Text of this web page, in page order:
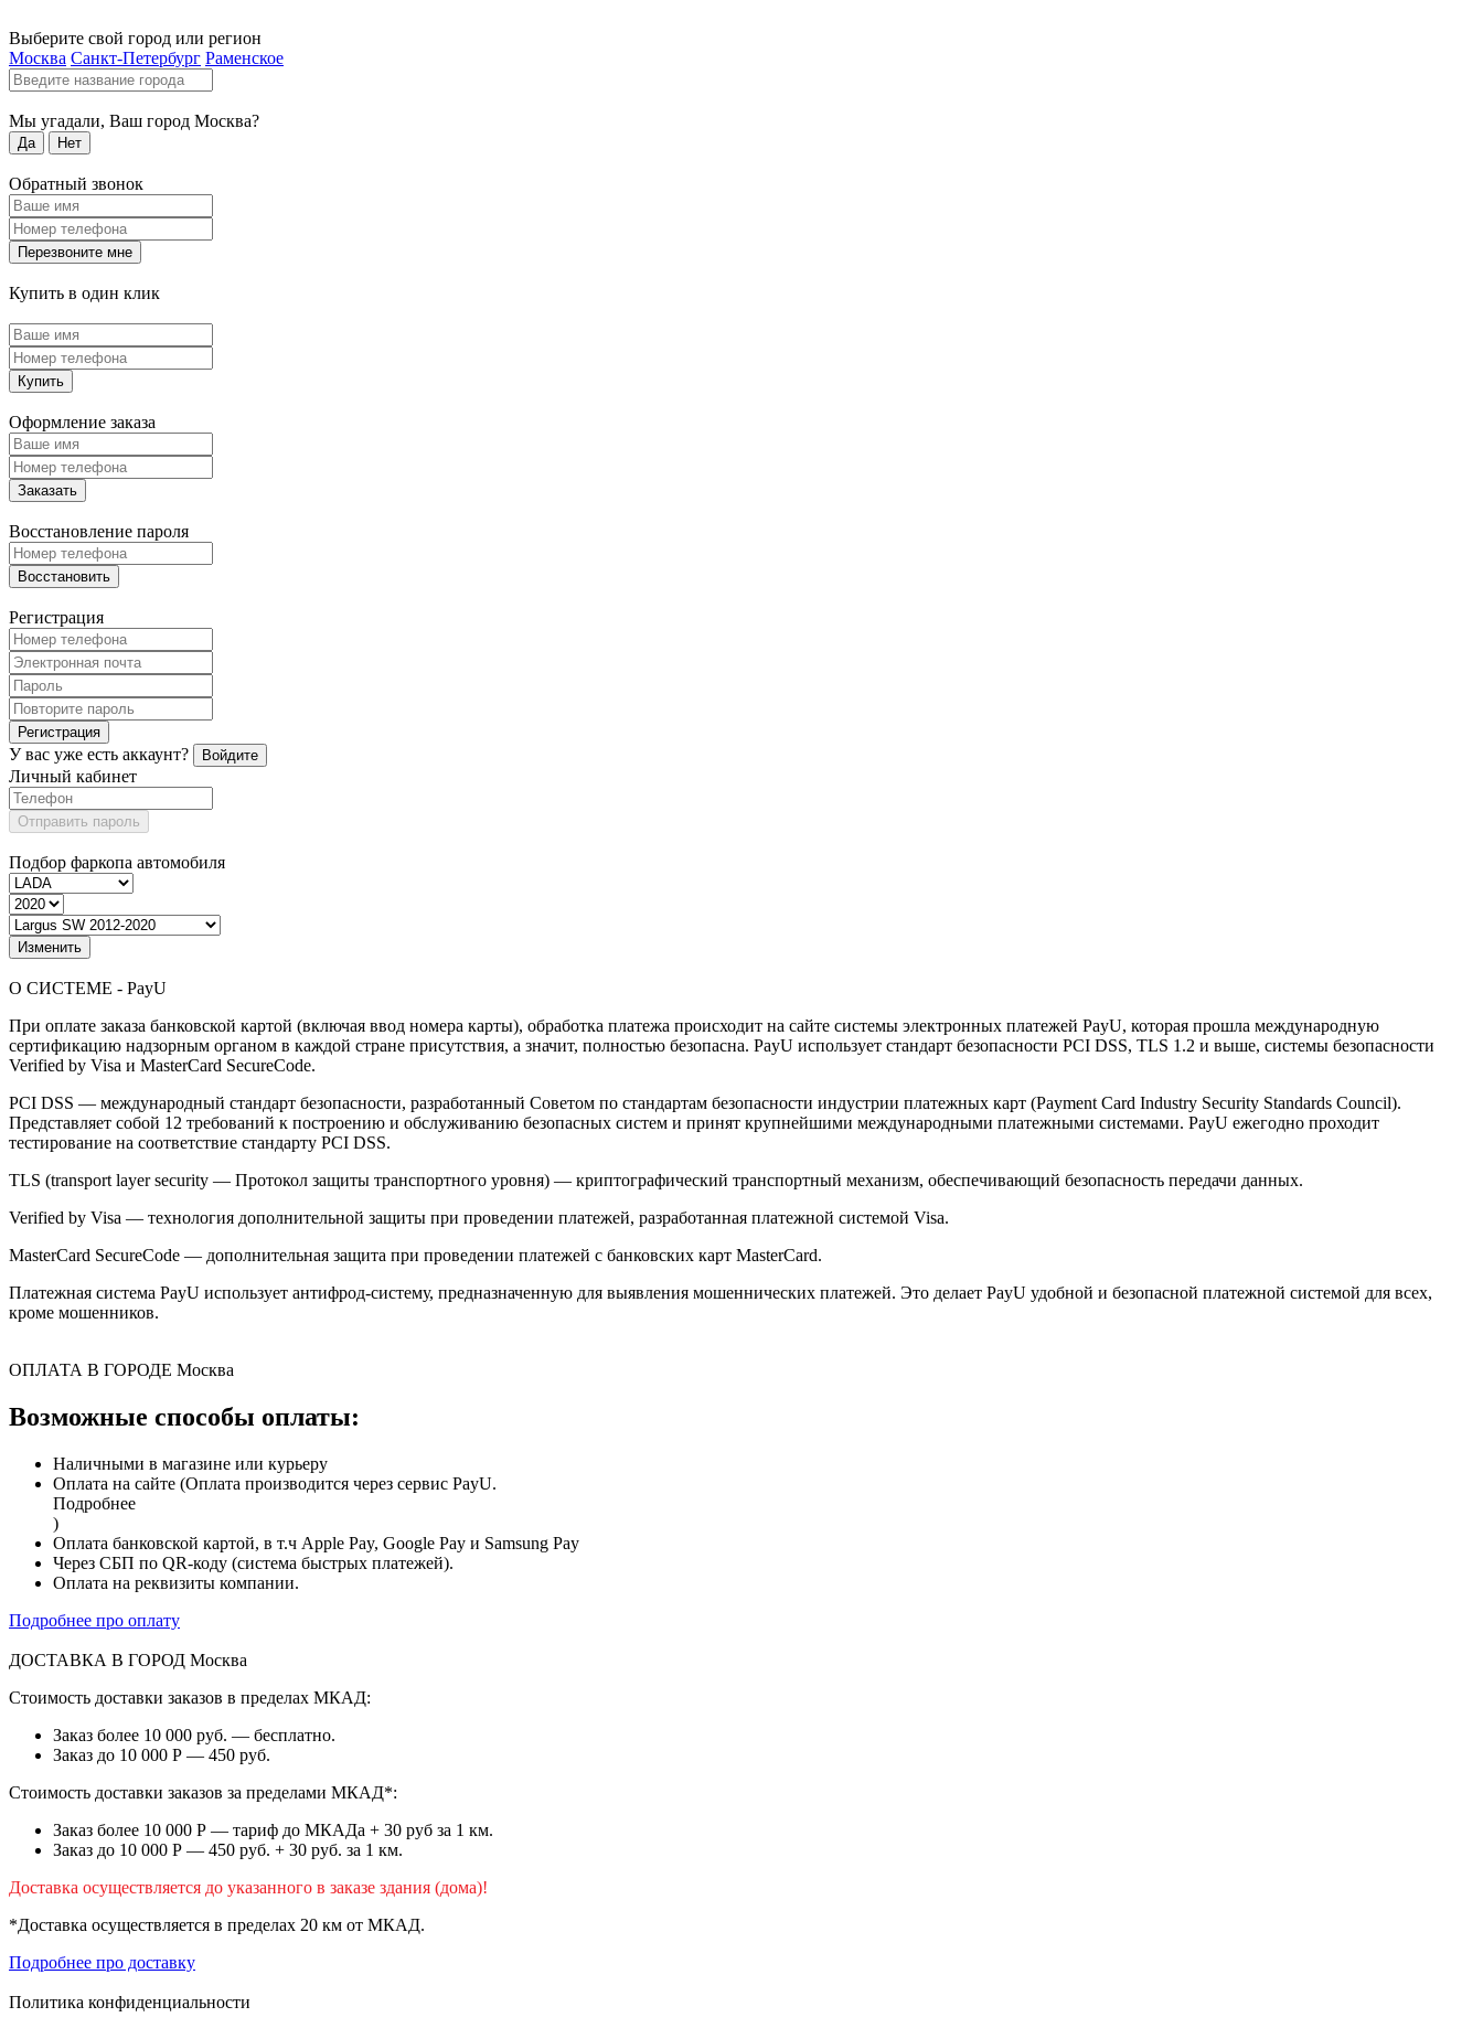
Выберите свой город или регион
Москва Санкт-Петербург Раменское
Мы угадали, Ваш город Москва?
Да Нет
Обратный звонок
Перезвоните мне
Купить в один клик
Купить
Оформление заказа
Заказать
Восстановление пароля
Восстановить
Регистрация
Регистрация
У вас уже есть аккаунт? Войдите
Личный кабинет
Отправить пароль
Подбор фаркопа автомобиля
Изменить
О СИСТЕМЕ - PayU
При оплате заказа банковской картой (включая ввод номера карты), обработка платежа происходит на сайте системы электронных платежей PayU, которая прошла международную
сертификацию надзорным органом в каждой стране присутствия, а значит, полностью безопасна. PayU использует стандарт безопасности PCI DSS, TLS 1.2 и выше, системы безопасности
Verified by Visa и MasterCard SecureCode.
PCI DSS — международный стандарт безопасности, разработанный Советом по стандартам безопасности индустрии платежных карт (Payment Card Industry Security Standards Council).
Представляет собой 12 требований к построению и обслуживанию безопасных систем и принят крупнейшими международными платежными системами. PayU ежегодно проходит
тестирование на соответствие стандарту PCI DSS.
TLS (transport layer security — Протокол защиты транспортного уровня) — криптографический транспортный механизм, обеспечивающий безопасность передачи данных.
Verified by Visa — технология дополнительной защиты при проведении платежей, разработанная платежной системой Visa.
MasterCard SecureCode — дополнительная защита при проведении платежей с банковских карт MasterCard.
Платежная система PayU использует антифрод-систему, предназначенную для выявления мошеннических платежей. Это делает PayU удобной и безопасной платежной системой для всех,
кроме мошенников.
ОПЛАТА В ГОРОДЕ Москва
Возможные способы оплаты:
Наличными в магазине или курьеру
Оплата на сайте (Оплата производится через сервис PayU.
Подробнее
)
Оплата банковской картой, в т.ч Apple Pay, Google Pay и Samsung Pay
Через СБП по QR-коду (система быстрых платежей).
Оплата на реквизиты компании.
Подробнее про оплату
ДОСТАВКА В ГОРОД Москва
Стоимость доставки заказов в пределах МКАД:
Заказ более 10 000 руб. — бесплатно.
Заказ до 10 000 Р — 450 руб.
Стоимость доставки заказов за пределами МКАД*:
Заказ более 10 000 Р — тариф до МКАДа + 30 руб за 1 км.
Заказ до 10 000 Р — 450 руб. + 30 руб. за 1 км.
Доставка осуществляется до указанного в заказе здания (дома)!
*Доставка осуществляется в пределах 20 км от МКАД.
Подробнее про доставку
Политика конфиденциальности